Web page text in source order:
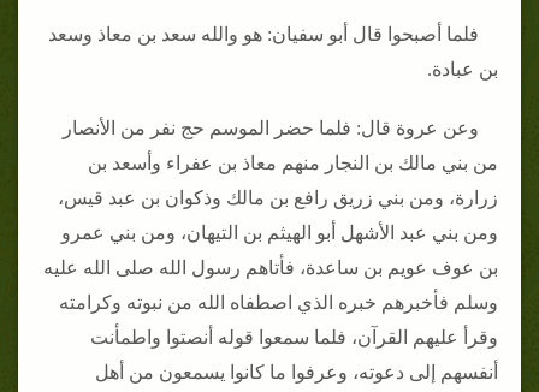
فلما أصبحوا قال أبو سفيان: هو والله سعد بن معاذ وسعد
بن عبادة.
وعن عروة قال: فلما حضر الموسم حج نفر من الأنصار
من بني مالك بن النجار منهم معاذ بن عفراء وأسعد بن
زرارة، ومن بني زريق رافع بن مالك وذكوان بن عبد قيس،
ومن بني عبد الأشهل أبو الهيثم بن التيهان، ومن بني عمرو
بن عوف عويم بن ساعدة، فأتاهم رسول الله صلى الله عليه
وسلم فأخبرهم خبره الذي اصطفاه الله من نبوته وكرامته
وقرأ عليهم القرآن، فلما سمعوا قوله أنصتوا واطمأنت
أنفسهم إلى دعوته، وعرفوا ما كانوا يسمعون من أهل